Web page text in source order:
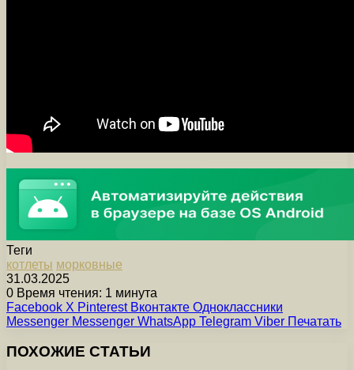
Теги
котлеты морковные
31.03.2025
0 Время чтения: 1 минута
Facebook X Pinterest Вконтакте Одноклассники
Messenger Messenger WhatsApp Telegram Viber Печатать
ПОХОЖИЕ СТАТЬИ